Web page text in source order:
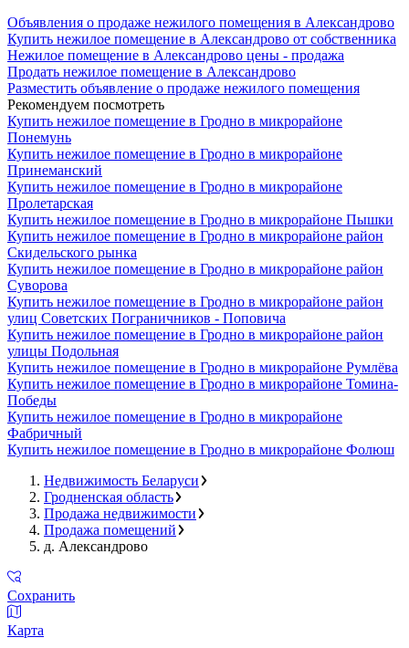
Объявления о продаже нежилого помещения в Александрово
Купить нежилое помещение в Александрово от собственника
Нежилое помещение в Александрово цены - продажа
Продать нежилое помещение в Александрово
Разместить объявление о продаже нежилого помещения
Рекомендуем посмотреть
Купить нежилое помещение в Гродно в микрорайоне
Понемунь
Купить нежилое помещение в Гродно в микрорайоне
Принеманский
Купить нежилое помещение в Гродно в микрорайоне
Пролетарская
Купить нежилое помещение в Гродно в микрорайоне Пышки
Купить нежилое помещение в Гродно в микрорайоне район
Скидельского рынка
Купить нежилое помещение в Гродно в микрорайоне район
Суворова
Купить нежилое помещение в Гродно в микрорайоне район
улиц Советских Пограничников - Поповича
Купить нежилое помещение в Гродно в микрорайоне район
улицы Подольная
Купить нежилое помещение в Гродно в микрорайоне Румлёва
Купить нежилое помещение в Гродно в микрорайоне Томина-
Победы
Купить нежилое помещение в Гродно в микрорайоне
Фабричный
Купить нежилое помещение в Гродно в микрорайоне Фолюш
Недвижимость Беларуси
Гродненская область
Продажа недвижимости
Продажа помещений
д. Александрово
Сохранить
Карта